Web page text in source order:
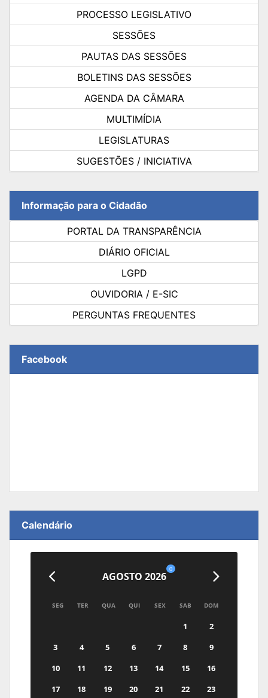
PROCESSO LEGISLATIVO
SESSÕES
PAUTAS DAS SESSÕES
BOLETINS DAS SESSÕES
AGENDA DA CÂMARA
MULTIMÍDIA
LEGISLATURAS
SUGESTÕES / INICIATIVA
Informação para o Cidadão
PORTAL DA TRANSPARÊNCIA
DIÁRIO OFICIAL
LGPD
OUVIDORIA / E-SIC
PERGUNTAS FREQUENTES
Facebook
Calendário
AGOSTO 2026
0
SEG TER QUA QUI SEX SAB DOM
1
2
3
4 5 6 7 8
9
10
11 12 13 14 15
16
17
18 19 20 21 22
23